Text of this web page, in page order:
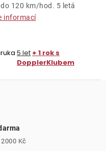
120 km/hod. 5 letá
informací
5 let + 1 rok s
DopplerKlubem
Kč